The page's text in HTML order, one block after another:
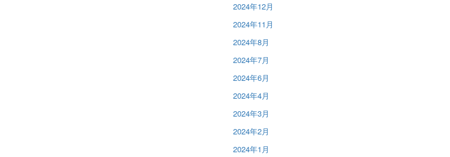
2024年12月
2024年11月
2024年8月
2024年7月
2024年6月
2024年4月
2024年3月
2024年2月
2024年1月